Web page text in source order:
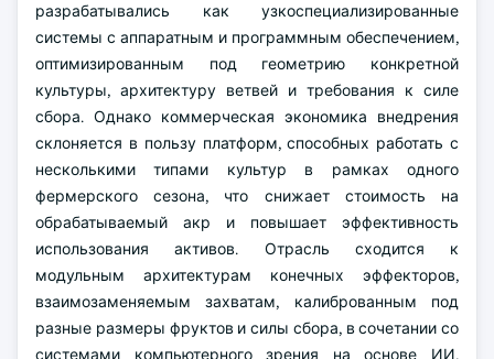
разрабатывались как узкоспециализированные
системы с аппаратным и программным обеспечением,
оптимизированным под геометрию конкретной
культуры, архитектуру ветвей и требования к силе
сбора. Однако коммерческая экономика внедрения
склоняется в пользу платформ, способных работать с
несколькими типами культур в рамках одного
фермерского сезона, что снижает стоимость на
обрабатываемый акр и повышает эффективность
использования активов. Отрасль сходится к
модульным архитектурам конечных эффекторов,
взаимозаменяемым захватам, калиброванным под
разные размеры фруктов и силы сбора, в сочетании со
системами компьютерного зрения на основе ИИ,